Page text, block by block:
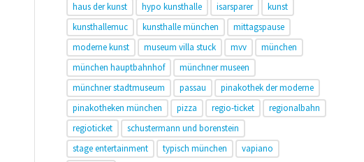
haus der kunst
hypo kunsthalle isarsparer
kunst
kunsthallemuc
kunsthalle münchen
mittagspause
moderne kunst
museum villa stuck mvv
münchen
münchen hauptbahnhof
münchner museen
münchner stadtmuseum
passau
pinakothek der moderne
pinakotheken münchen
pizza regio-ticket
regionalbahn
regioticket
schustermann und borenstein
stage entertainment
typisch münchen
vapiano